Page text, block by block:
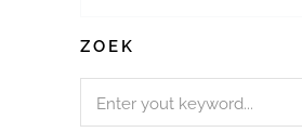
ZOEK